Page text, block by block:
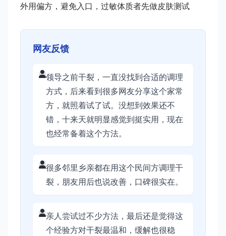
外用偏方，避免入口，过敏体质者先做皮肤测试
网友反馈
领导之前干裂，一直没找到合适的调理
方式，后来看到很多网友分享这个家常
方，就照着试了试。没想到效果还不
错，十来天就明显感觉到挺实用，现在
也经常备着这个方法。
很多邻里乡亲都在用这个民间方调理干
裂，朋友用后也说改善，口碑很实在。
亲人尝试过不少方法，最后还是觉得这
个经验方对干裂最温和，缓解也很稳